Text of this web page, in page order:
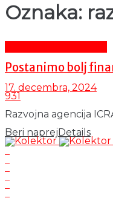
Oznaka:
Postanimo bolj
17. decembra, 2024
931
Razvojna agencija
Beri naprej Details